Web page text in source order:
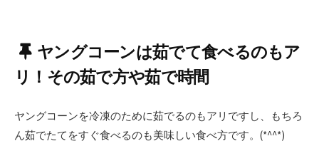
ヤングコーンは茹でて食べるのもア
リ！その茹で方や茹で時間
ヤングコーンを冷凍のために茹でるのもアリですし、もちろ
ん茹でたてをすぐ食べるのも美味しい食べ方です。(*^^*)